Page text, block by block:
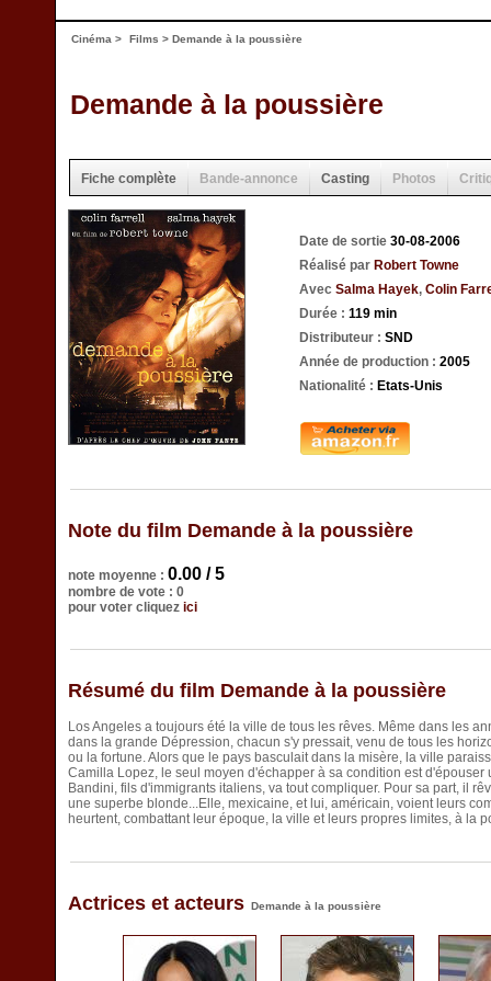
Cinéma > Films > Demande à la poussière
Demande à la poussière
Fiche complète Bande-annonce Casting Photos
Date de sortie 30-08-2006
Réalisé par Robert Towne
Avec Salma Hayek, Colin
Durée : 119 min
Distributeur : SND
Année de production : 2005
Nationalité : Etats-Unis
Note du film Demande à la poussière
note moyenne : 0.00 / 5
nombre de vote : 0
pour voter cliquez ici
Résumé du film Demande à la poussière
Los Angeles a toujours été la ville de tous les rêves. Même dans les
dans la grande Dépression, chacun s'y pressait, venu de tous les
ou la fortune. Alors que le pays basculait dans la misère, la ville
Camilla Lopez, le seul moyen d'échapper à sa condition est
Bandini, fils d'immigrants italiens, va tout compliquer. Pour sa part, il
une superbe blonde...Elle, mexicaine, et lui, américain, voient leurs
heurtent, combattant leur époque, la ville et leurs propres limites, à la
Actrices et acteurs Demande à la poussière